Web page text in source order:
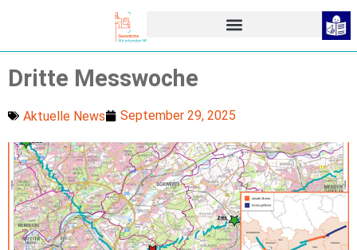
Dritte Messwoche
Aktuelle News September 29, 2025